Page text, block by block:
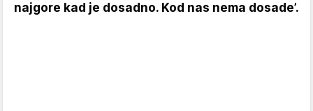
najgore kad je dosadno. Kod nas nema dosade’.